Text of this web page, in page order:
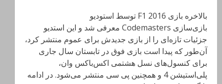
بالاخره بازی F1 2016 توسط استودیو
بازی‌سازی Codemasters معرفی شد و این استدیو
جزئیات تازه‌ای را از بازی جدیدش برای عموم منتشر کرد،
آن‌طور که پیدا است بازی فوق در تابستان سال جاری
برای کنسول‌های نسل هشتمی اکس‌باکس وان،
پلی‌استیشن 4 و همچنین پی سی منتشر می‌شود. در ادامه